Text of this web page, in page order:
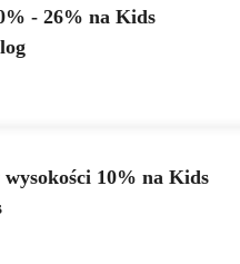
- 26% na Kids
10% na Kids